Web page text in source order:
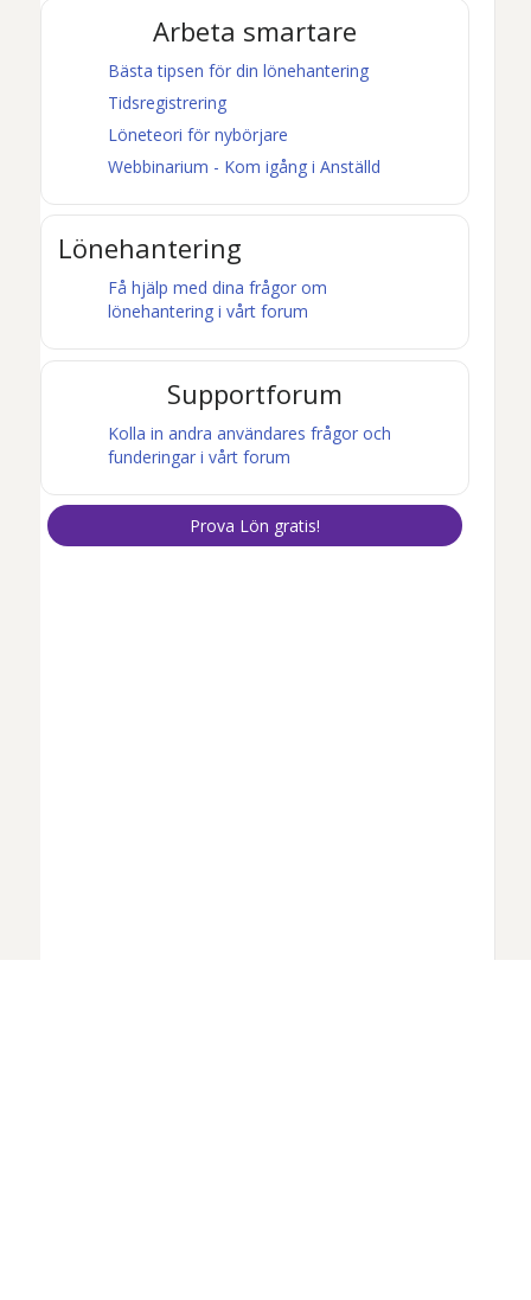
Arbeta smartare
Bästa tipsen för din lönehantering
Tidsregistrering
Löneteori för nybörjare
Webbinarium - Kom igång i Anställd
Lönehantering
Få hjälp med dina frågor om
lönehantering i vårt forum
Supportforum
Kolla in andra användares frågor och
funderingar i vårt forum
Prova Lön gratis!